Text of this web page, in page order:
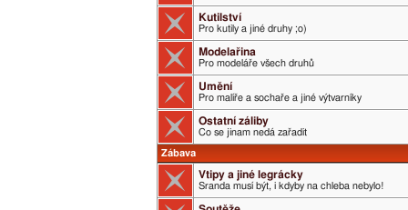
Kutilství
Pro kutily a jiné druhy ;o)
Modelařina
Pro modeláře všech druhů
Umění
Pro malíře a sochaře a jiné výtvarníky
Ostatní záliby
Co se jinam nedá zařadit
Zábava
Vtipy a jiné legrácky
Sranda musí být, i kdyby na chleba nebylo!